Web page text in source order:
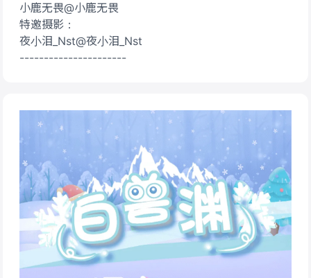
小鹿无畏@小鹿无畏
特邀摄影：
夜小泪_Nst@夜小泪_Nst
----------------------